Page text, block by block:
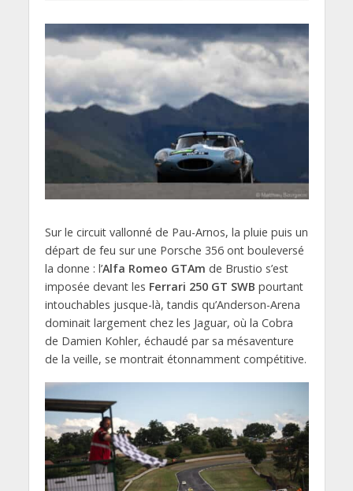
Sur le circuit vallonné de Pau-Arnos, la pluie puis un
départ de feu sur une Porsche 356 ont bouleversé
la donne : l’Alfa Romeo GTAm de Brustio s’est
imposée devant les Ferrari 250 GT SWB pourtant
intouchables jusque-là, tandis qu’Anderson-Arena
dominait largement chez les Jaguar, où la Cobra
de Damien Kohler, échaudé par sa mésaventure
de la veille, se montrait étonnamment compétitive.